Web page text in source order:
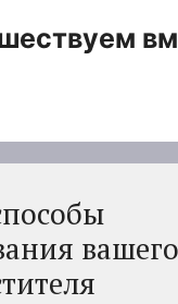
вашего